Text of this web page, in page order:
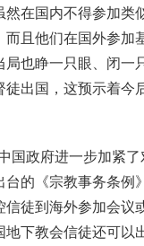
然在国内不得参加类
而且他们在国外参加
局也睁一只眼、闭一
徒出国，这预示着今
国政府进一步加紧
台的《宗教事务条例
信徒到海外参加会议
地下教会信徒还可以